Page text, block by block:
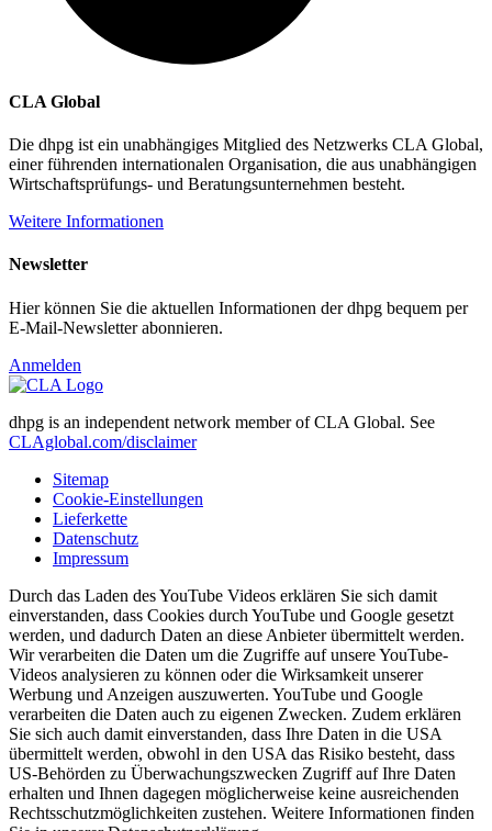
CLA Global
Die dhpg ist ein unabhängiges Mitglied des Netzwerks CLA Global,
einer führenden internationalen Organisation, die aus unabhängigen
Wirtschaftsprüfungs- und Beratungsunternehmen besteht.
Weitere Informationen
Newsletter
Hier können Sie die aktuellen Informationen der dhpg bequem per
E-Mail-Newsletter abonnieren.
Anmelden
dhpg is an independent network member of CLA Global. See
CLAglobal.com/disclaimer
Sitemap
Cookie-Einstellungen
Lieferkette
Datenschutz
Impressum
Durch das Laden des YouTube Videos erklären Sie sich damit
einverstanden, dass Cookies durch YouTube und Google gesetzt
werden, und dadurch Daten an diese Anbieter übermittelt werden.
Wir verarbeiten die Daten um die Zugriffe auf unsere YouTube-
Videos analysieren zu können oder die Wirksamkeit unserer
Werbung und Anzeigen auszuwerten. YouTube und Google
verarbeiten die Daten auch zu eigenen Zwecken. Zudem erklären
Sie sich auch damit einverstanden, dass Ihre Daten in die USA
übermittelt werden, obwohl in den USA das Risiko besteht, dass
US-Behörden zu Überwachungszwecken Zugriff auf Ihre Daten
erhalten und Ihnen dagegen möglicherweise keine ausreichenden
Rechtsschutzmöglichkeiten zustehen. Weitere Informationen finden